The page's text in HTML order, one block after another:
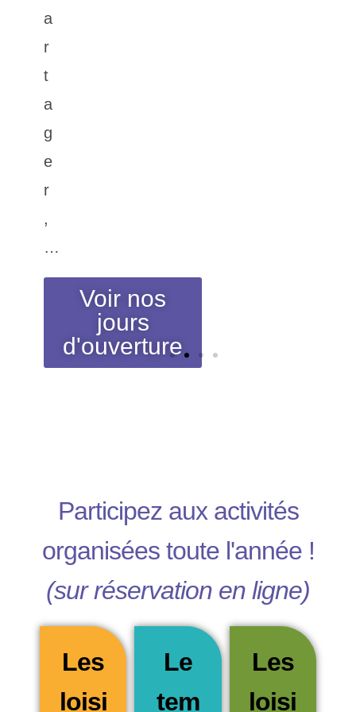
a
r
t
a
g
e
r
,
…
Voir nos
jours
d'ouverture
Participez aux activités
organisées toute l'année !
(sur réservation en ligne)
Les
loisi
Le
tem
Les
loisi